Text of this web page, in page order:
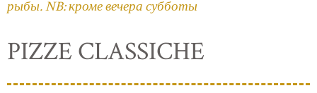
рыбы. NB: кроме вечера субботы
PIZZE CLASSICHE